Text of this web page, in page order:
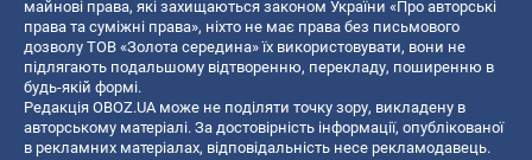
майнові права, які захищаються законом України «Про авторські
права та суміжні права», ніхто не має права без письмового
дозволу ТОВ «Золота середина» їх використовувати, вони не
підлягають подальшому відтворенню, перекладу, поширенню в
будь-якій формі.
Редакція OBOZ.UA може не поділяти точку зору, викладену в
авторському матеріалі. За достовірність інформації, опублікованої
в рекламних матеріалах, відповідальність несе рекламодавець.